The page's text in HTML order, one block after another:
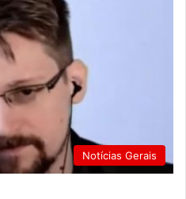
Notícias Gerais